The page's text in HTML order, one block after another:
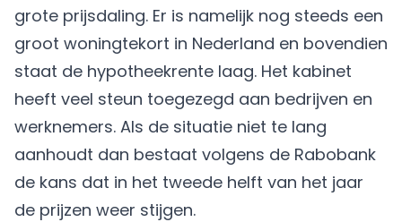
grote prijsdaling. Er is namelijk nog steeds een
groot woningtekort in Nederland en bovendien
staat de hypotheekrente laag. Het kabinet
heeft veel steun toegezegd aan bedrijven en
werknemers. Als de situatie niet te lang
aanhoudt dan bestaat volgens de Rabobank
de kans dat in het tweede helft van het jaar
de prijzen weer stijgen.